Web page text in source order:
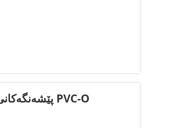
پێشەنگەکانی جیهان لە تەکنەلۆژیای پڕۆسەی ئێکسترۆژنی پایپی PVC-O